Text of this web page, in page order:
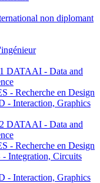
non diplomant
DATAAI - Data and
- Recherche en Design
- Interaction, Graphics
DATAAI - Data and
- Recherche en Design
Integration, Circuits
- Interaction, Graphics